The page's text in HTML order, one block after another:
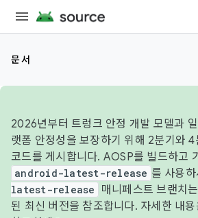
문서
2026년부터 트렁크 안정 개발 모델과
랫폼 안정성을 보장하기 위해 2분기와
코드를 게시합니다. AOSP를 빌드하고
android-latest-release 를 사용
latest-release
매니페스트 브랜치
된 최신 버전을 참조합니다. 자세한 내용